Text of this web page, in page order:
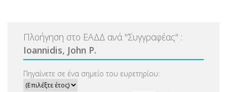
Πλοήγηση στο ΕΑΔΔ ανά "Συγγραφέας" :
Ioannidis, John P.
Πηγαίνετε σε ένα σημείο του ευρετηρίου: